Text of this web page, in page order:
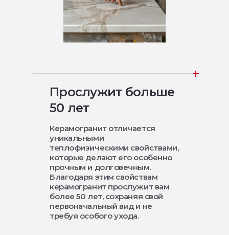
Прослужит больше
50 лет
Керамогранит отличается
уникальными
теплофизическими свойствами,
которые делают его особенно
прочным и долговечным.
Благодаря этим свойствам
керамогранит прослужит вам
более 50 лет, сохраняя свой
первоначальный вид и не
требуя особого ухода.